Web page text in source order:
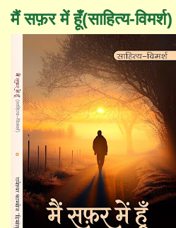
मैं सफ़र में हूँ(साहित्य-विमर्श)